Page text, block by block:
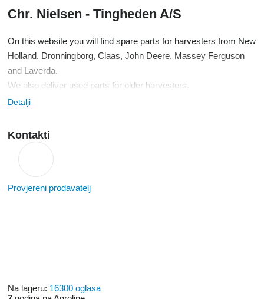
Chr. Nielsen - Tingheden A/S
On this website you will find spare parts for harvesters from New
Holland, Dronningborg, Claas, John Deere, Massey Ferguson
and Laverda.
We also deliver used parts for older harvesters.
Detalji
Kontakti
Provjereni prodavatelj
Na lageru: 16300 oglasa